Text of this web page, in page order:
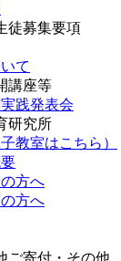
徒募集要項
て
講座等
践発表会
研究所
教室はこちら）
方へ
方へ
ご寄付・その他